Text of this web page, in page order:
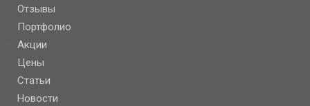
Отзывы
Портфолио
Акции
Цены
Статьи
Новости